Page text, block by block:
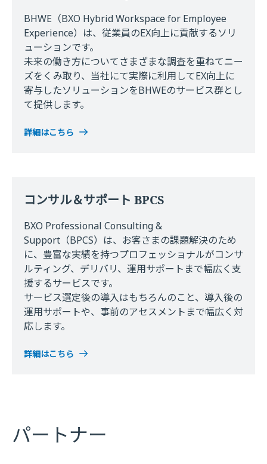
BHWE（BXO Hybrid Workspace for Employee
Experience）は、従業員のEX向上に貢献するソリ
ューションです。
未来の働き方についてさまざまな調査を重ねてニー
ズをくみ取り、当社にて実際に利用してEX向上に
寄与したソリューションをBHWEのサービス群とし
て提供します。
詳細はこちら
コンサル＆サポート BPCS
BXO Professional Consulting &
Support（BPCS）は、お客さまの課題解決のため
に、豊富な実績を持つプロフェッショナルがコンサ
ルティング、デリバリ、運用サポートまで幅広く支
援するサービスです。
サービス選定後の導⼊はもちろんのこと、導⼊後の
運⽤サポートや、事前のアセスメントまで幅広く対
応します。
詳細はこちら
パートナー